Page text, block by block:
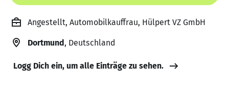
Angestellt, Automobilkauffrau, Hülpert VZ GmbH
Dortmund, Deutschland
Logg Dich ein, um alle Einträge zu sehen.